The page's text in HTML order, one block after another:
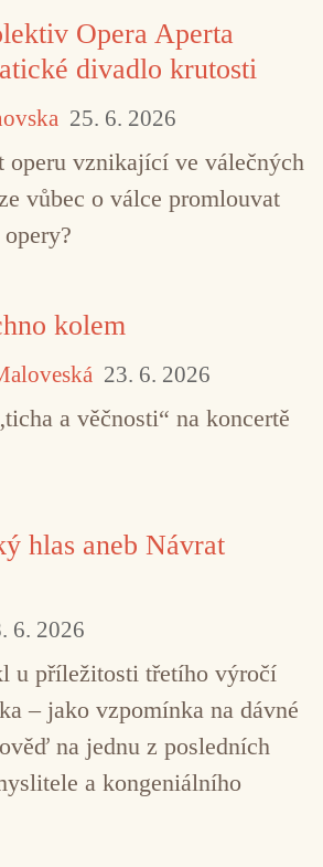
minimalismus současná
Opera Aperta
divadlo krutosti
25. 6. 2026
operu vznikající ve válečných
vůbec o válce promlouvat
kolem
23. 6. 2026
a věčnosti“ na koncertě
hlas aneb Návrat
6. 2026
u příležitosti třetího výročí
– jako vzpomínka na dávné
na jednu z posledních
a kongeniálního